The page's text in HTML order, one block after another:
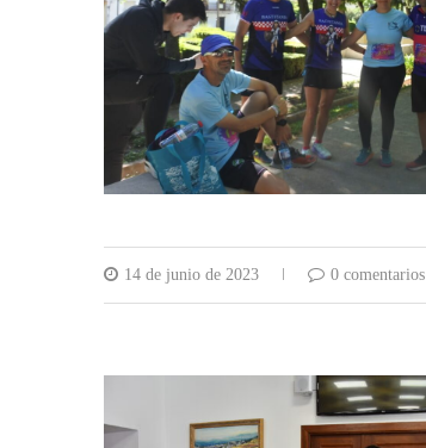
14 de junio de 2023 0 comentarios